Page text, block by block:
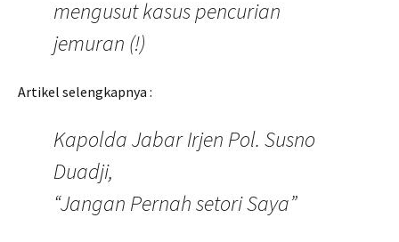
mengusut kasus pencurian
jemuran (!)
Artikel selengkapnya :
Kapolda Jabar Irjen Pol. Susno
Duadji,
“Jangan Pernah setori Saya”